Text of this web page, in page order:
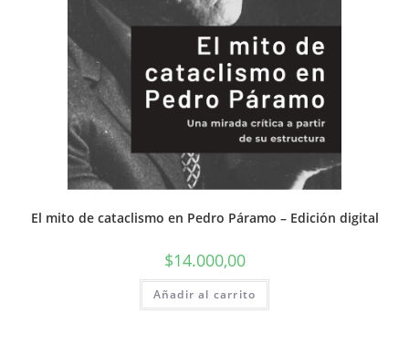
El mito de cataclismo en Pedro Páramo – Edición digital
$14.000,00
Añadir al carrito